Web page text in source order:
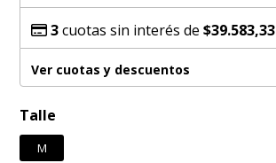
3cuotas sin interés de$39.583,33
Ver cuotas y descuentos
Talle
M